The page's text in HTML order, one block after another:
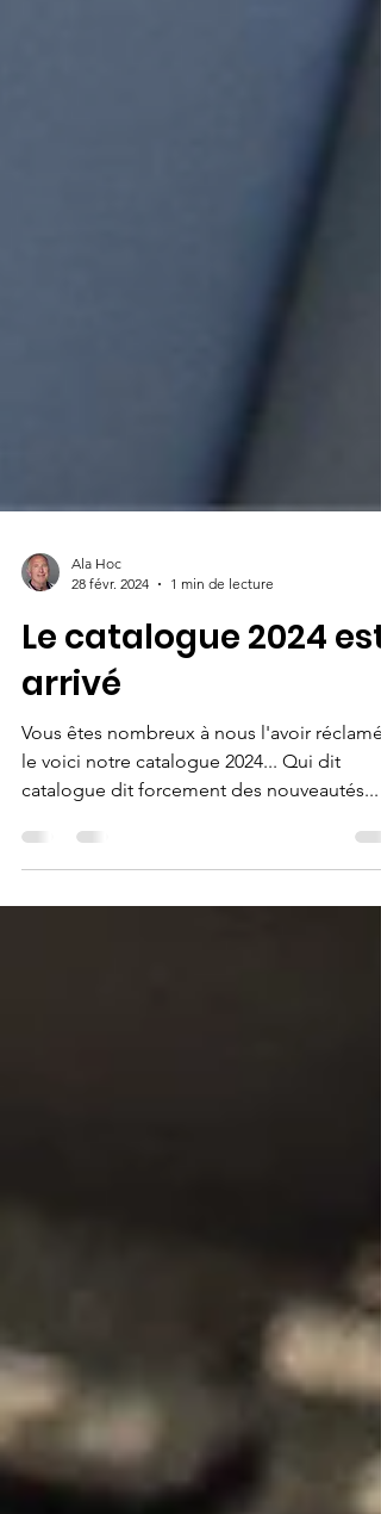
28 févr. 2024
1 min de lecture
Le catalogue 2024 est
arrivé
Vous êtes nombreux à nous l'avoir réclamé,
le voici notre catalogue 2024... Qui dit
catalogue dit forcement des nouveautés...